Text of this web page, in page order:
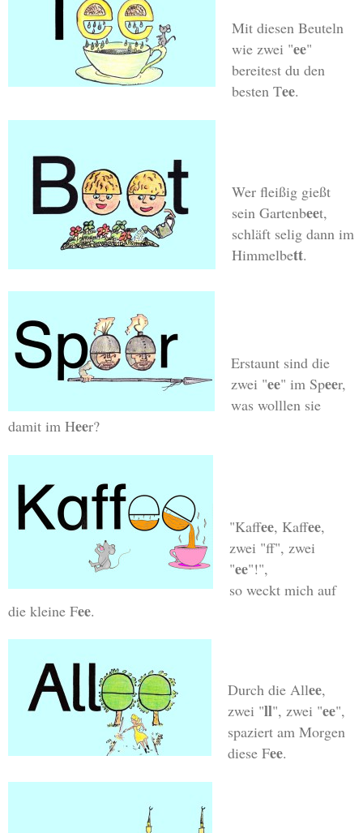
Mit diesen Beuteln
wie zwei "ee"
bereitest du den
besten Tee.
Wer fleißig gießt
sein Gartenbeet,
schläft selig dann im
Himmelbett.
Erstaunt sind die
zwei "ee" im Speer,
was wolllen sie
damit im Heer?
"Kaffee, Kaffee,
zwei "ff", zwei
"ee"!",
so weckt mich auf
die kleine Fee.
Durch die Allee,
zwei "ll", zwei "ee",
spaziert am Morgen
diese Fee.